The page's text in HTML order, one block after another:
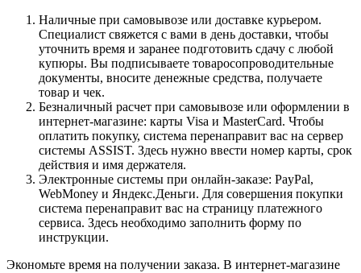
Наличные при самовывозе или доставке курьером.
Специалист свяжется с вами в день доставки, чтобы
уточнить время и заранее подготовить сдачу с любой
купюры. Вы подписываете товаросопроводительные
документы, вносите денежные средства, получаете
товар и чек.
Безналичный расчет при самовывозе или оформлении в
интернет-магазине: карты Visa и MasterCard. Чтобы
оплатить покупку, система перенаправит вас на сервер
системы ASSIST. Здесь нужно ввести номер карты, срок
действия и имя держателя.
Электронные системы при онлайн-заказе: PayPal,
WebMoney и Яндекс.Деньги. Для совершения покупки
система перенаправит вас на страницу платежного
сервиса. Здесь необходимо заполнить форму по
инструкции.
Экономьте время на получении заказа. В интернет-магазине